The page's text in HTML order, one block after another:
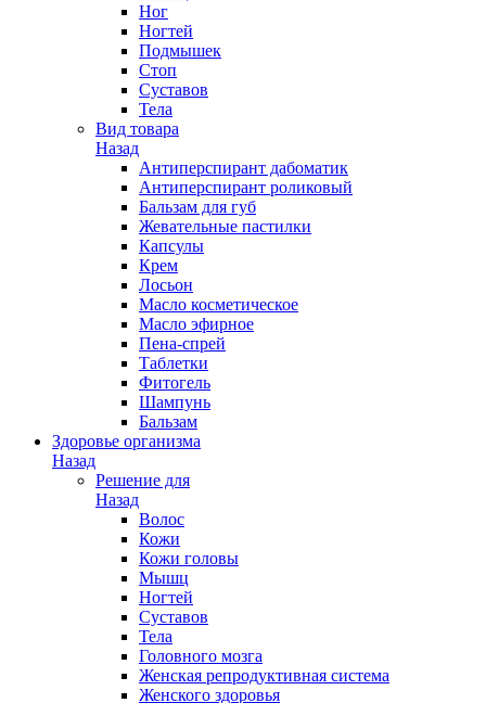
Ног
Ногтей
Подмышек
Стоп
Суставов
Тела
Вид товара
Назад
Антиперспирант дабоматик
Антиперспирант роликовый
Бальзам для губ
Жевательные пастилки
Капсулы
Крем
Лосьон
Масло косметическое
Масло эфирное
Пена-спрей
Таблетки
Фитогель
Шампунь
Бальзам
Здоровье организма
Назад
Решение для
Назад
Волос
Кожи
Кожи головы
Мышц
Ногтей
Суставов
Тела
Головного мозга
Женская репродуктивная система
Женского здоровья